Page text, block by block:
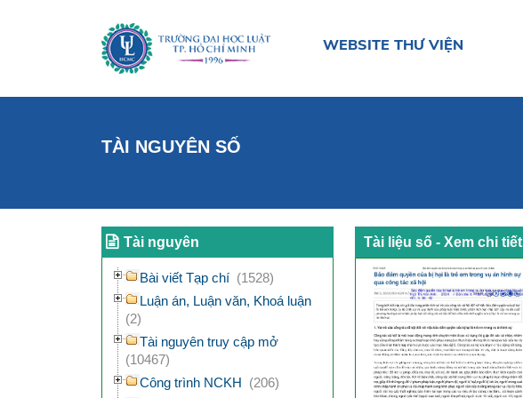
WEBSITE THƯ VIỆN
TÀI NGUYÊN SỐ
Tài nguyên
Bài viết Tạp chí (1528)
Luận án, Luận văn, Khoá luận
(2)
Tài nguyên truy cập mở
(10467)
Công trình NCKH (206)
Tài liệu số - Xem chi tiết